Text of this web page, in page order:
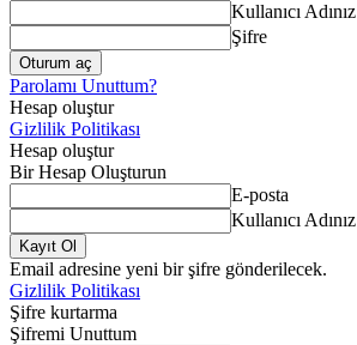
Kullanıcı Adınız
Şifre
Parolamı Unuttum?
Hesap oluştur
Gizlilik Politikası
Hesap oluştur
Bir Hesap Oluşturun
E-posta
Kullanıcı Adınız
Email adresine yeni bir şifre gönderilecek.
Gizlilik Politikası
Şifre kurtarma
Şifremi Unuttum